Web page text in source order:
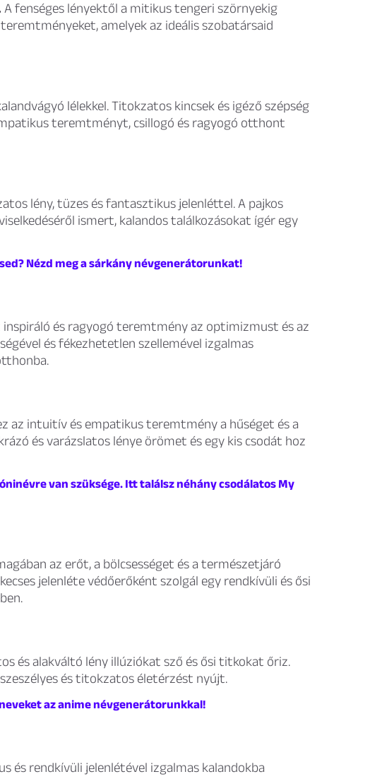
A fenséges lényektől a mitikus tengeri szörnyekig
amelyek az ideális szobatársaid
lélekkel. Titokzatos kincsek és igéző szépség
teremtményt, csillogó és ragyogó otthont
lény, tüzes és fantasztikus jelenléttel. A pajkos
ismert, kalandos találkozásokat ígér egy
Nézd meg a sárkány névgenerátorunkat!
inspiráló és ragyogó teremtmény az optimizmust és az
és fékezhetetlen szellemével izgalmas
az intuitív és empatikus teremtmény a hűséget és a
és varázslatos lénye örömet és egy kis csodát hoz
van szüksége. Itt találsz néhány csodálatos My
az erőt, a bölcsességet és a természetjáró
jelenléte védőerőként szolgál egy rendkívüli és ősi
és alakváltó lény illúziókat sző és ősi titkokat őriz.
és titokzatos életérzést nyújt.
az anime névgenerátorunkkal!
és rendkívüli jelenlétével izgalmas kalandokba